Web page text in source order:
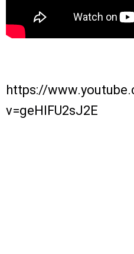
https://
v=geHIFU2sJ2E